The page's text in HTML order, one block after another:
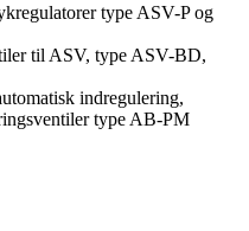
type ASV-P og
til ASV, type ASV-BD,
indregulering,
type AB-PM